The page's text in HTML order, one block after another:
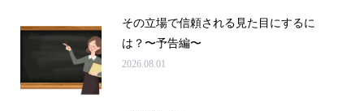
その立場で信頼される見た目にするに
は？〜予告編〜
2026.08.01